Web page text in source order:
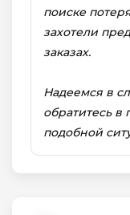
поиске
захотели
заказах.
Надеемся в
обратитесь в
подобной